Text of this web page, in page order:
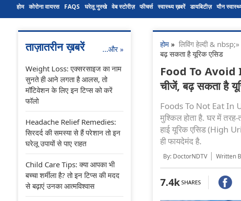
होम कोरोना वायरस FAQS घरेलू नुस्खे वेब स्टोरीज़ फीचर्स स्वास्थ्य ख़बरें डायबिटीज़ यौन
होम » लिविंग हेल्दी & nbsp;»
बढ़ सकता है यूरिक एसिड
Food To Avoid
चीजें, बढ़ सकता है
Foods To Not Eat In
मुश्किल होता है. घर में
हाई यूरिक एसिड (High
ही फायदेमंद है.
By: DoctorNDTV Written
7.4k SHARES
ताज़ातरीन ख़बरें ...और »
Weight Loss: एक्सरसाइज का नाम
सुनते ही आने लगता है आलस, तो
मॉटिवेशन के लिए इन टिप्स को करें
फॉलो
Headache Relief Remedies:
सिरदर्द की समस्या से हैं परेशान तो इन
घरेलू उपायों से पाए राहत
Child Care Tips: क्या आपका भी
बच्चा शर्मीला है? तो इन टिप्स की मदद
से बढ़ाएं उनका आत्मविश्वास